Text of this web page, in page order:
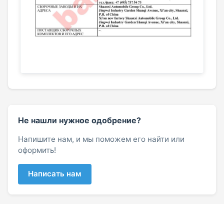
Не нашли нужное одобрение?
Напишите нам, и мы поможем его найти или
оформить!
Написать нам